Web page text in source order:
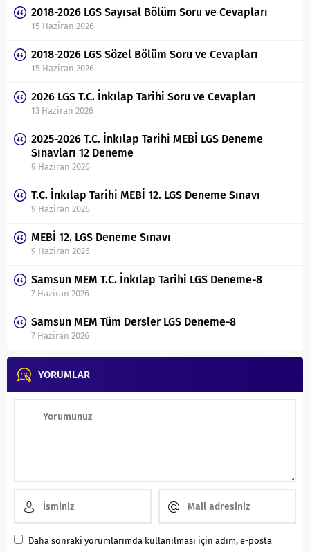
2018-2026 LGS Sayısal Bölüm Soru ve Cevapları
15 Haziran 2026
2018-2026 LGS Sözel Bölüm Soru ve Cevapları
15 Haziran 2026
2026 LGS T.C. İnkılap Tarihi Soru ve Cevapları
13 Haziran 2026
2025-2026 T.C. İnkılap Tarihi MEBİ LGS Deneme
Sınavları 12 Deneme
9 Haziran 2026
T.C. İnkılap Tarihi MEBİ 12. LGS Deneme Sınavı
9 Haziran 2026
MEBİ 12. LGS Deneme Sınavı
9 Haziran 2026
Samsun MEM T.C. İnkılap Tarihi LGS Deneme-8
7 Haziran 2026
Samsun MEM Tüm Dersler LGS Deneme-8
7 Haziran 2026
YORUMLAR
Daha sonraki yorumlarımda kullanılması için adım, e-posta